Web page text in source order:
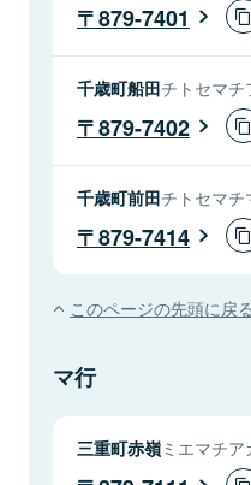
879-7401
千歳町船田チトセマチ
879-7402
千歳町前田チトセマチ
879-7414
このページの先頭に戻る
マ行
三重町赤嶺ミエマチア